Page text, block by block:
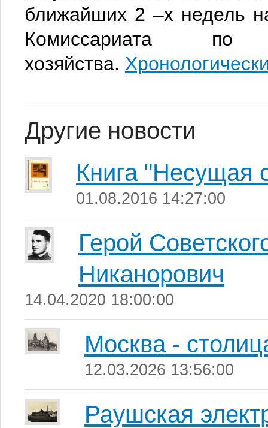
ближайших 2 –х недель
Комиссариата по
хозяйства.
Другие новости
Книга "Несущая
01.08.2016 14:27:00
Герой
Никанорович
14.04.2020 18:00:00
Москва -
12.03.2026 13:56:00
Раушская